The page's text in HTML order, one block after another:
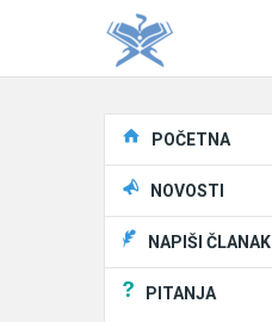
Explore
POČETNA
NOVOSTI
NAPIŠI ČLANAK
PITANJA